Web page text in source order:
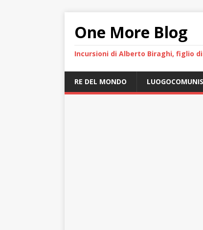
One More Blog
Incursioni di Alberto Biraghi, figlio
RE DEL MONDO